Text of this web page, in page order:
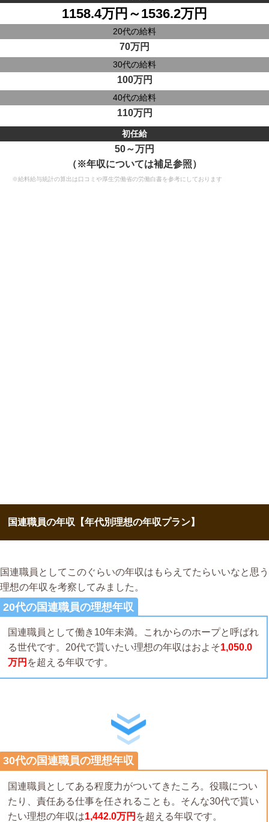
1158.4万円～1536.2万円
20代の給料
70万円
30代の給料
100万円
40代の給料
110万円
初任給
50～万円
（※年収については補足参照）
※給料給与統計の算出は口コミや厚生労働省の労働白書を参考にしております
国連職員の年収【年代別理想の年収プラン】
国連職員としてこのぐらいの年収はもらえてたらいいなと思う
理想の年収を考察してみました。
20代の国連職員の理想年収
国連職員として働き10年未満。これからのホープと呼ばれ
る世代です。20代で貰いたい理想の年収はおよそ1,050.0
万円 を超える年収です。
30代の国連職員の理想年収
国連職員としてある程度力がついてきたころ。役職につい
たり、責任ある仕事を任されることも。そんな30代で貰い
たい理想の年収は1,442.0万円 を超える年収です。